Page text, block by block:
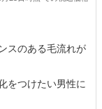
スのある毛流れが
をつけたい男性に